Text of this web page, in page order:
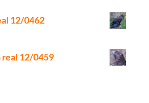
12/0462
real 12/0459